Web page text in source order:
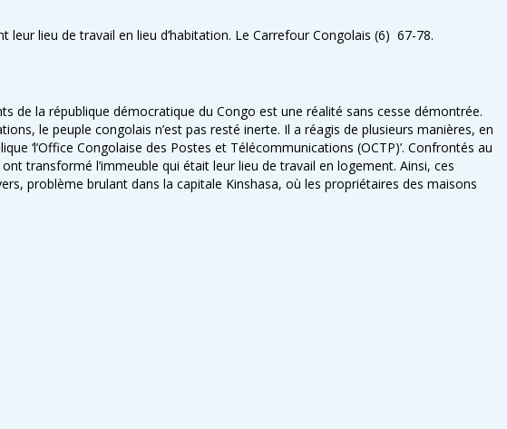
lieu de travail en lieu d’habitation. Le Carrefour Congolais (6) 67-78.
de la république démocratique du Congo est une réalité sans cesse démontrée.
le peuple congolais n’est pas resté inerte. Il a réagis de plusieurs manières, en
‘l’Office Congolaise des Postes et Télécommunications (OCTP)’. Confrontés au
transformé l’immeuble qui était leur lieu de travail en logement. Ainsi, ces
problème brulant dans la capitale Kinshasa, où les propriétaires des maisons